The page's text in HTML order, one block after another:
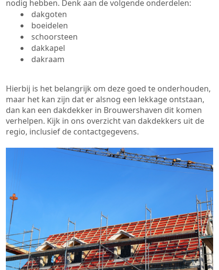
nodig hebben. Denk aan de volgende onderdelen:
dakgoten
boeidelen
schoorsteen
dakkapel
dakraam
Hierbij is het belangrijk om deze goed te onderhouden,
maar het kan zijn dat er alsnog een lekkage ontstaan,
dan kan een dakdekker in Brouwershaven dit komen
verhelpen. Kijk in ons overzicht van dakdekkers uit de
regio, inclusief de contactgegevens.